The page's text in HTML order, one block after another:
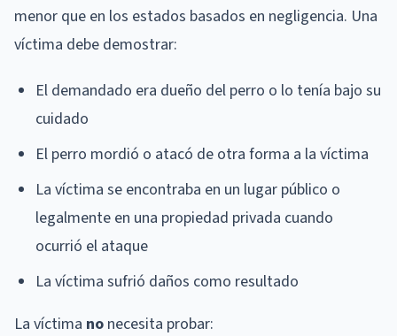
menor que en los estados basados en negligencia. Una
víctima debe demostrar:
El demandado era dueño del perro o lo tenía bajo su
cuidado
El perro mordió o atacó de otra forma a la víctima
La víctima se encontraba en un lugar público o
legalmente en una propiedad privada cuando
ocurrió el ataque
La víctima sufrió daños como resultado
La víctima no necesita probar: